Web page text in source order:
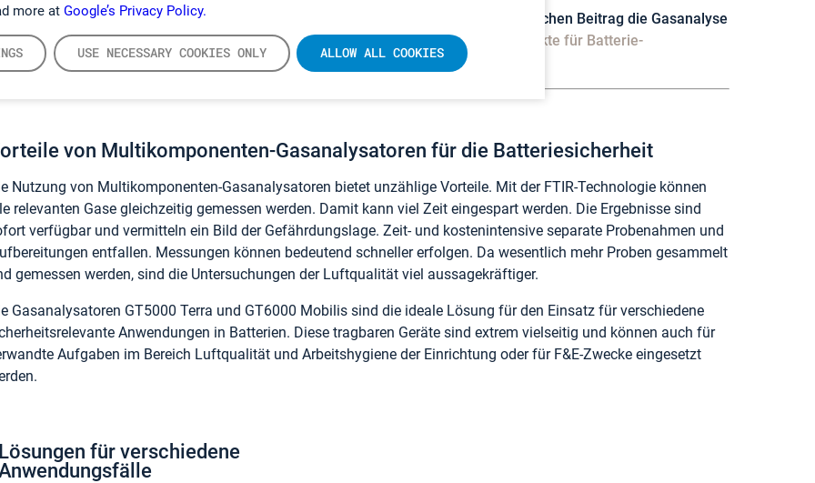
more at Google’s Privacy Policy.
USE NECESSARY COOKIES ONLY ALLOW ALL COOKIES
möchten mehr über die oben genannten Anwendung erfahren und verstehen welchen Beitrag die Gasanalyse
kann? Wir empfehlen Ihnen, folgende Artikel zu lesen:Gasanalysen – Eckpunkte für Batterie-
von Multikomponenten-Gasanalysatoren für die Batteriesicherheit
Nutzung von Multikomponenten-Gasanalysatoren bietet unzählige Vorteile. Mit der FTIR-Technologie können
relevanten Gase gleichzeitig gemessen werden. Damit kann viel Zeit eingespart werden. Die Ergebnisse sind
verfügbar und vermitteln ein Bild der Gefährdungslage. Zeit- und kostenintensive separate Probenahmen und
entfallen. Messungen können bedeutend schneller erfolgen. Da wesentlich mehr Proben gesammelt
gemessen werden, sind die Untersuchungen der Luftqualität viel aussagekräftiger.
Gasanalysatoren GT5000 Terra und GT6000 Mobilis sind die ideale Lösung für den Einsatz für verschiedene
Anwendungen in Batterien. Diese tragbaren Geräte sind extrem vielseitig und können auch für
Aufgaben im Bereich Luftqualität und Arbeitshygiene der Einrichtung oder für F&E-Zwecke eingesetzt
Lösungen für verschiedene